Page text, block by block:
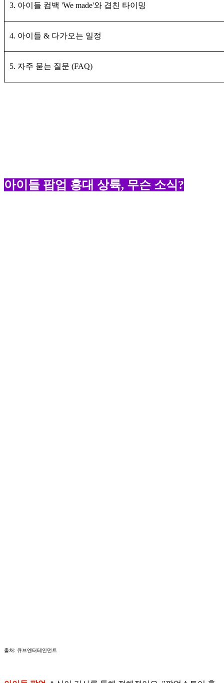
3. 아이들 컴백 'We made'와 겹친 타이밍
4. 아이들 & 다가오는 일정
5. 자주 묻는 질문 (FAQ)
아이들 팝업 홍대 상륙, 무슨 소식?
출처: 큐브엔터테인먼트